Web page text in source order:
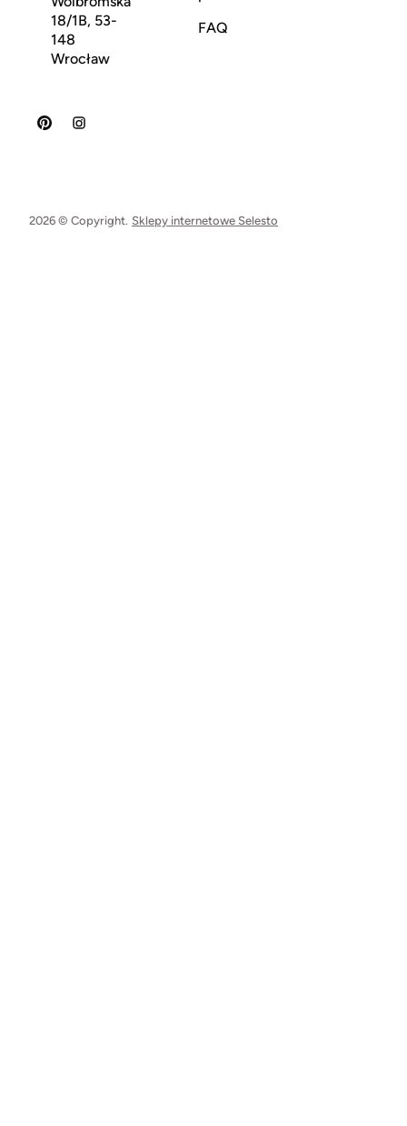
18/1B, 53-
148
Wrocław
FAQ
2026 © Copyright. Sklepy internetowe Selesto